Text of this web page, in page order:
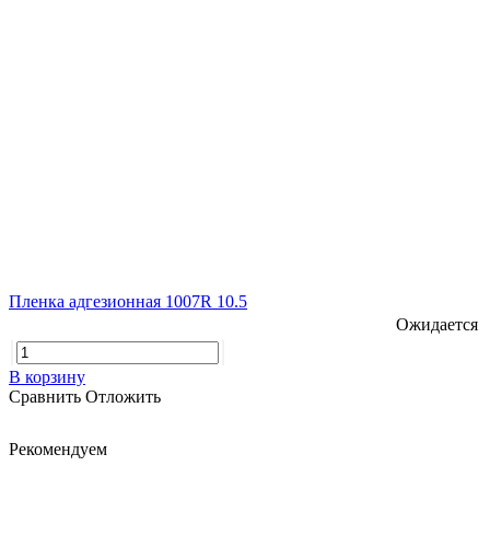
Пленка адгезионная 1007R 10.5
Ожидается
В корзину
Сравнить Отложить
Рекомендуем